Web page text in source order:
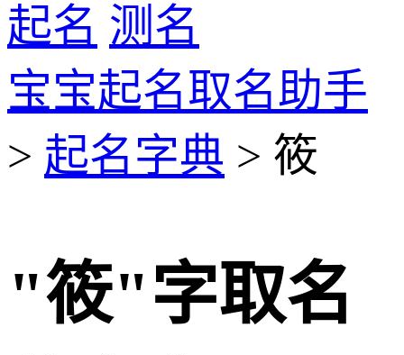
起名 测名
宝宝起名取名助手
> 起名字典 > 筱
"筱"字取名